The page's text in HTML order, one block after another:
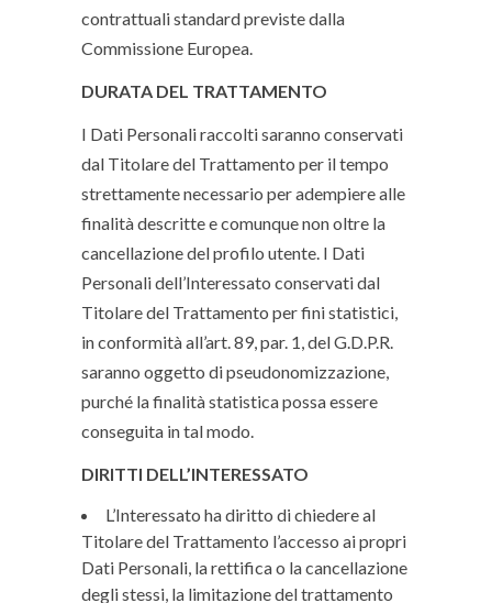
contrattuali standard previste dalla
Commissione Europea.
DURATA DEL TRATTAMENTO
I Dati Personali raccolti saranno conservati
dal Titolare del Trattamento per il tempo
strettamente necessario per adempiere alle
finalità descritte e comunque non oltre la
cancellazione del profilo utente. I Dati
Personali dell’Interessato conservati dal
Titolare del Trattamento per fini statistici,
in conformità all’art. 89, par. 1, del G.D.P.R.
saranno oggetto di pseudonomizzazione,
purché la finalità statistica possa essere
conseguita in tal modo.
DIRITTI DELL’INTERESSATO
L’Interessato ha diritto di chiedere al
Titolare del Trattamento l’accesso ai propri
Dati Personali, la rettifica o la cancellazione
degli stessi, la limitazione del trattamento